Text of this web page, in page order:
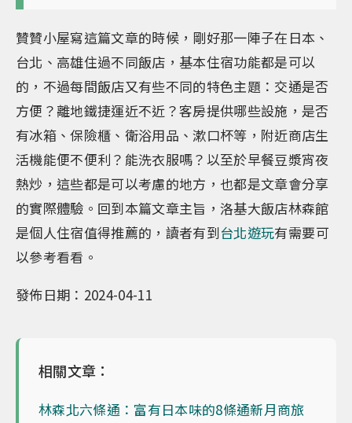
贊贊小屋寫這篇文章的時候，剛好那一陣子在日本、
台北、高雄住過不同飯店，基本住宿功能都是可以
的，不過每間飯店又有些不同的特色主題：交通是否
方便？離地鐵捷運近不近？客房提供哪些設施，是否
有冰箱、保險櫃、衛浴用品、漱口杯等，附近商店生
活機能便不便利？能洗衣服嗎？以至於早餐豆漿宵夜
熱炒，這些都是可以考慮的地方，也都是文章會分享
的實際體驗。回到本篇文章主旨，洛基大飯店林森館
是個人住宿值得推薦的，讀者有到台北遊玩有需要可
以參考看看。
發佈日期：2024-04-11
相關文章：
林森北六條通：富有日本味的8條通新月商旅